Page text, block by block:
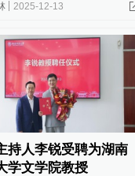
2025-12-13
持人李锐受聘为湖南
学文学院教授